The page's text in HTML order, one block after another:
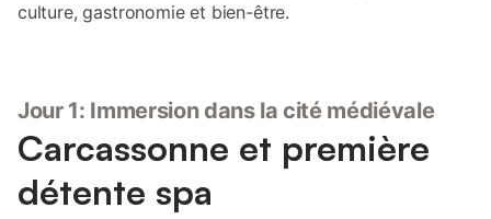
culture, gastronomie et bien-être.
Jour 1: Immersion dans la cité médiévale
Carcassonne et première
détente spa